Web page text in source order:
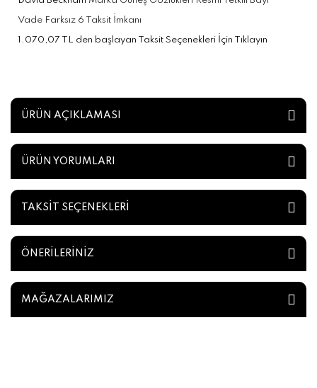
Vade Farksız 6 Taksit İmkanı
1.070,07 TL den başlayan Taksit Seçenekleri İçin Tıklayın
ÜRÜN AÇIKLAMASI
ÜRÜN YORUMLARI
TAKSİT SEÇENEKLERİ
ÖNERİLERİNİZ
MAĞAZALARIMIZ